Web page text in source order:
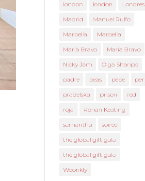
london london Londres
Madrid Manuel Rulfo
Marbella Marbella
María Bravo María Bravo
Nicky Jam Olga Sharipo
padre peas pepe per
pradelska prison red
roja Ronan Keating
samantha soirée
the global gift gala
the global gift gala
Woonkly